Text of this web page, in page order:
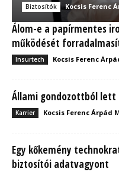
Biztosítók Kocsis Ferenc
Álom-e a papírmentes
működését
Insurtech Kocsis Ferenc
Állami gondozottból lett
Karrier Kocsis Ferenc Árpád
Egy kőkemény
biztosítói adatvagyont